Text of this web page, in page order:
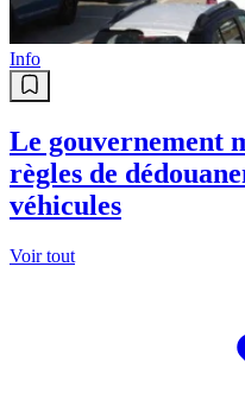
Info
Le gouvernement
règles de
véhicules
Voir tout